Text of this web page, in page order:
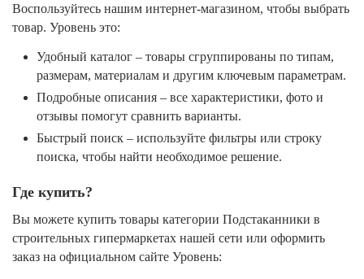
Воспользуйтесь нашим интернет-магазином, чтобы выбрать
товар. Уровень это:
Удобный каталог – товары сгруппированы по типам,
размерам, материалам и другим ключевым параметрам.
Подробные описания – все характеристики, фото и
отзывы помогут сравнить варианты.
Быстрый поиск – используйте фильтры или строку
поиска, чтобы найти необходимое решение.
Где купить?
Вы можете купить товары категории Подстаканники в
строительных гипермаркетах нашей сети или оформить
заказ на официальном сайте Уровень: